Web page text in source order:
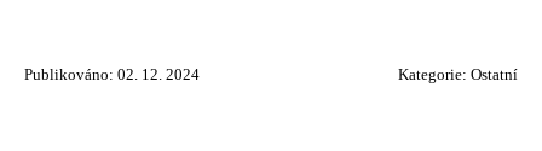
Publikováno: 02. 12. 2024 Kategorie: Ostatní